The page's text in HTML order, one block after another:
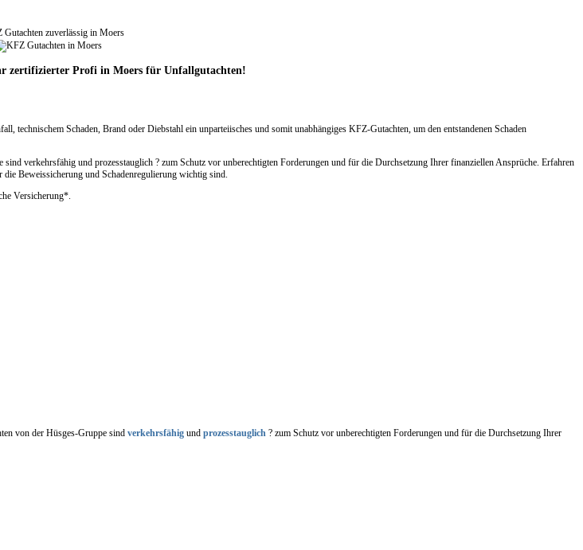
zertifizierter Profi in Moers für Unfallgutachten!
Schaden, Brand oder Diebstahl ein unparteiisches und somit unabhängiges KFZ-Gutachten, um den entstandenen Schaden
verkehrsfähig und prozesstauglich ? zum Schutz vor unberechtigten Forderungen und für die Durchsetzung Ihrer finanziellen Ansprüche. Erfahren
Beweissicherung und Schadenregulierung wichtig sind.
Versicherung*.
von der Hüsges-Gruppe sind verkehrsfähig und prozesstauglich ? zum Schutz vor unberechtigten Forderungen und für die Durchsetzung Ihrer